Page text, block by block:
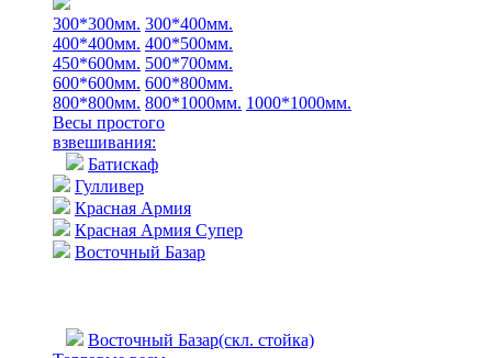
300*300мм. 300*400мм.
400*400мм. 400*500мм.
450*600мм. 500*700мм.
600*600мм. 600*800мм.
800*800мм. 800*1000мм. 1000*1000мм.
Весы простого
взвешивания:
Батискаф
Гулливер
Красная Армия
Красная Армия Супер
Восточный Базар
Восточный Базар(скл. стойка)